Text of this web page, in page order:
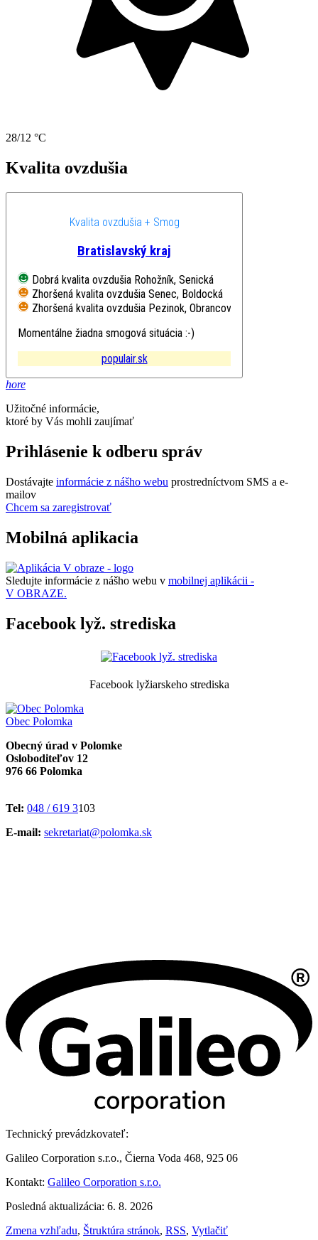
28/12 °C
Kvalita ovzdušia
Kvalita ovzdušia + Smog
Bratislavský kraj
Dobrá kvalita ovzdušia Rohožník, Senická
Zhoršená kvalita ovzdušia Senec, Boldocká
Zhoršená kvalita ovzdušia Pezinok, Obrancov mieru
Momentálne žiadna smogová situácia :-)
populair.sk
hore
Užitočné informácie,
ktoré by Vás mohli zaujímať
Prihlásenie k odberu správ
Dostávajte informácie z nášho webu prostredníctvom SMS a e-
mailov
Chcem sa zaregistrovať
Mobilná aplikacia
Sledujte informácie z nášho webu v mobilnej aplikácii -
V OBRAZE.
Facebook lyž. strediska
Facebook lyžiarskeho strediska
Obec Polomka
Obecný úrad v Polomke
Osloboditeľov 12
976 66 Polomka
Tel: 048 / 619 3103
E-mail: sekretariat@polomka.sk
Technický prevádzkovateľ:
Galileo Corporation s.r.o., Čierna Voda 468, 925 06
Kontakt: Galileo Corporation s.r.o.
Posledná aktualizácia: 6. 8. 2026
Zmena vzhľadu, Štruktúra stránok, RSS, Vytlačiť